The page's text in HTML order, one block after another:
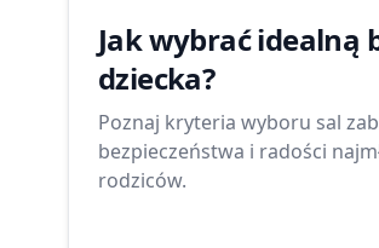
Jak wybrać idealną
dziecka?
Poznaj kryteria wyboru sal
bezpieczeństwa i radości
rodziców.